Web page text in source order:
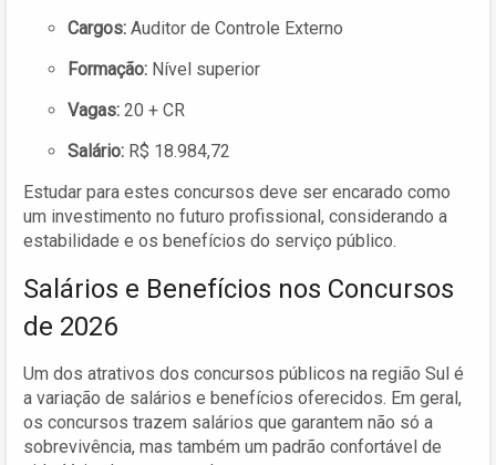
Cargos: Auditor de Controle Externo
Formação: Nível superior
Vagas: 20 + CR
Salário: R$ 18.984,72
Estudar para estes concursos deve ser encarado como
um investimento no futuro profissional, considerando a
estabilidade e os benefícios do serviço público.
Salários e Benefícios nos Concursos
de 2026
Um dos atrativos dos concursos públicos na região Sul é
a variação de salários e benefícios oferecidos. Em geral,
os concursos trazem salários que garantem não só a
sobrevivência, mas também um padrão confortável de